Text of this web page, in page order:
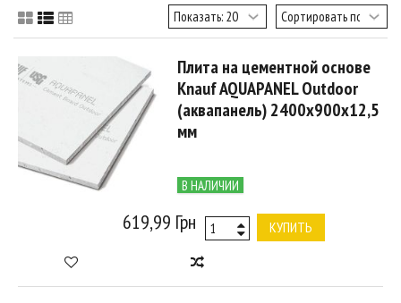
Плита на цементной основе
Knauf AQUAPANEL Outdoor
(аквапанель) 2400х900x12,5
мм
В НАЛИЧИИ
619,99 Грн КУПИТЬ